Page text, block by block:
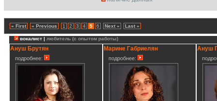
« First « Previous 1 2 3 4 5 6 Next » Last »
вокалист | любитель (с опытом работы)
Ануш Брутян
подробнее:
Марине Габриелян
подробнее:
Ануш